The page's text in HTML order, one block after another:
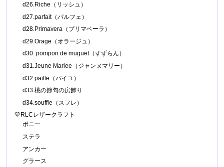
d26.Riche（リッシュ）
d27.parfait（パルフェ）
d28.Primavera（プリマベーラ）
d29.Orage（オラージュ）
d30. pompon de muguet（すずらん）
d31.Jeune Mariee（ジャンヌマリー）
d32.paille（パイユ）
d33.桃の節句の房飾り
d34.souffle（スフレ）
💛RLCレザークラフト
ポニー
ステラ
アンカー
グラース